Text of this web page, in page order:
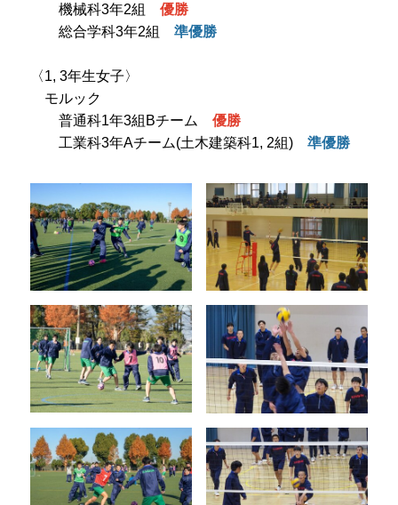
機械科3年2組優勝
総合学科3年2組準優勝
〈1, 3年生女子〉
モルック
普通科1年3組Bチーム優勝
工業科3年Aチーム(土木建築科1, 2組)準優勝